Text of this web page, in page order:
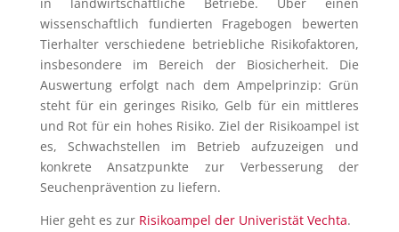
wissenschaftlich fundierten Fragebogen bewerten
Tierhalter verschiedene betriebliche Risikofaktoren,
insbesondere im Bereich der Biosicherheit. Die
Auswertung erfolgt nach dem Ampelprinzip: Grün
steht für ein geringes Risiko, Gelb für ein mittleres
und Rot für ein hohes Risiko. Ziel der Risikoampel ist
es, Schwachstellen im Betrieb aufzuzeigen und
konkrete Ansatzpunkte zur Verbesserung der
Seuchenprävention zu liefern.
Hier geht es zur Risikoampel der Univeristät Vechta.